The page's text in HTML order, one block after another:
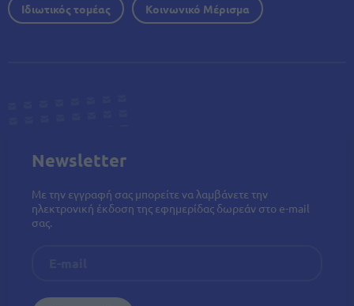
Ιδιωτικός τομέας Κοινωνικό Μέρισμα
Newsletter
Με την εγγραφή σας μπορείτε να λαμβάνετε την
ηλεκτρονική έκδοση της εφημερίδας δωρεάν στο e-mail
σας.